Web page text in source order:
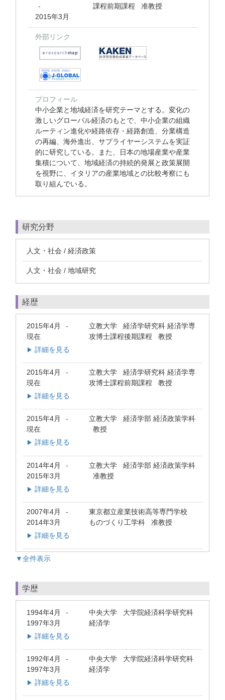
-
2015年3月
課程前期課程 准教授
外部リンク
プロフィール
中小企業と地域経済を研究テーマとする。変化の
激しいグローバル経済のもとで、中小企業の組織
ルーティン進化や経路依存・経路創造、分業構造
の再編、海外進出、サプライヤーシステムを実証
的に研究している。また、日本の地場産業や産業
集積について、地域経済の持続的発展と政策展開
を視野に、イタリアの産業地域との比較考察にも
取り組んでいる。
研究分野
人文・社会 / 経済政策
人文・社会 / 地域研究
経歴
2015年4月 -
現在
立教大学 経済学研究科 経済学専
攻博士課程後期課程 教授
▶ 詳細を見る
2015年4月 -
現在
立教大学 経済学研究科 経済学専
攻博士課程前期課程 教授
▶ 詳細を見る
2015年4月 -
現在
立教大学 経済学部 経済政策学科
教授
▶ 詳細を見る
2014年4月 -
2015年3月
立教大学 経済学部 経済政策学科
准教授
▶ 詳細を見る
2007年4月 -
2014年3月
東京都立産業技術高等専門学校
ものづくり工学科 准教授
▶ 詳細を見る
▼全件表示
学歴
1994年4月 -
1997年3月
中央大学 大学院経済科学研究科
経済学
▶ 詳細を見る
1992年4月 -
1997年3月
中央大学 大学院経済科学研究科
経済学
▶ 詳細を見る